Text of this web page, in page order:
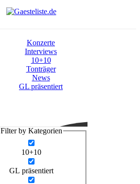
Konzerte
Interviews
10+10
Tonträger
News
GL präsentiert
Filter by Kategorien
10+10
GL präsentiert